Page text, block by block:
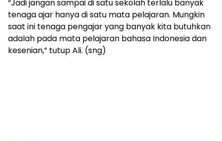
“Jadi jangan sampai di satu sekolah terlalu banyak
tenaga ajar hanya di satu mata pelajaran. Mungkin
saat ini tenaga pengajar yang banyak kita butuhkan
adalah pada mata pelajaran bahasa Indonesia dan
kesenian,” tutup Ali. (sng)